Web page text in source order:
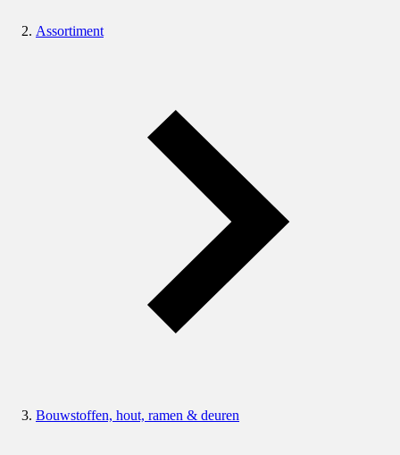
Assortiment
Bouwstoffen, hout, ramen & deuren